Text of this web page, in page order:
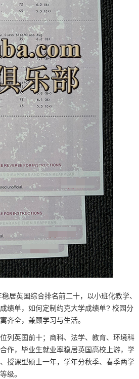
居英国综合排名前二十，以小班化教学、
绩单，如何定制约克大学成绩单? 校园分
齐全，兼顾学习与生活。
列英国前十；商科、法学、教育、环境科
作，毕业生就业率稳居英国高校上游，学
授课型硕士一年，学年分秋季、春季两学
级。